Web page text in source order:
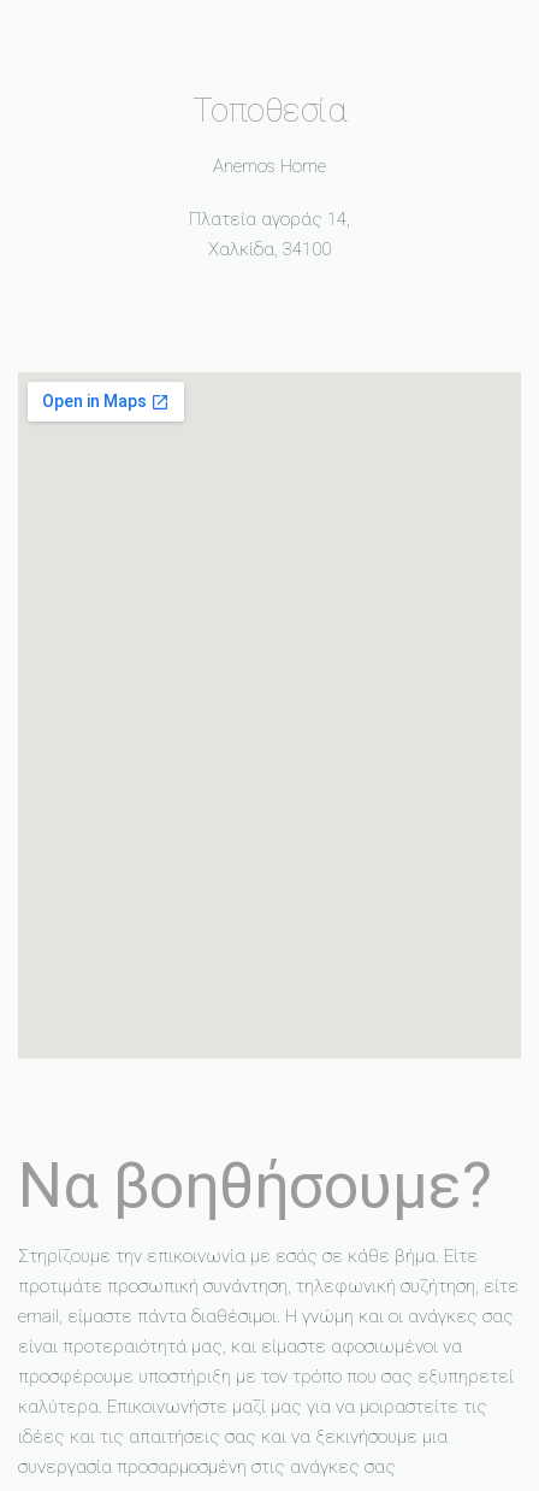
Τοποθεσία
Anemos Home
Πλατεία αγοράς 14,
Χαλκίδα, 34100
Να βοηθήσουμε?
Στηρίζουμε την επικοινωνία με εσάς σε κάθε βήμα. Είτε
προτιμάτε προσωπική συνάντηση, τηλεφωνική συζήτηση, είτε
email, είμαστε πάντα διαθέσιμοι. Η γνώμη και οι ανάγκες σας
είναι προτεραιότητά μας, και είμαστε αφοσιωμένοι να
προσφέρουμε υποστήριξη με τον τρόπο που σας εξυπηρετεί
καλύτερα. Επικοινωνήστε μαζί μας για να μοιραστείτε τις
ιδέες και τις απαιτήσεις σας και να ξεκινήσουμε μια
συνεργασία προσαρμοσμένη στις ανάγκες σας